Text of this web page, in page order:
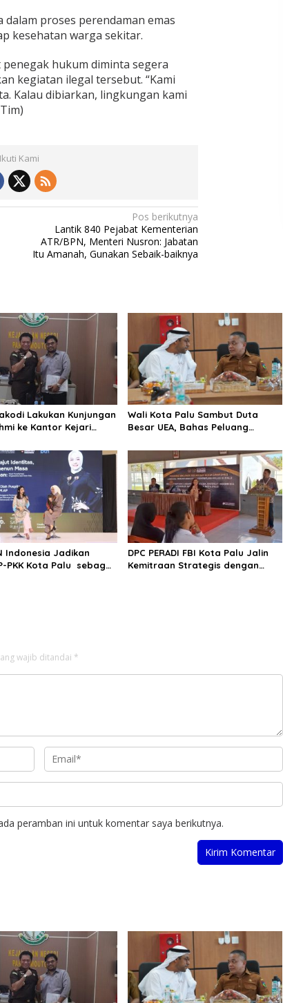
proses perendaman emas
kesehatan warga sekitar.
hukum diminta segera
kegiatan ilegal tersebut. “Kami
Kalau dibiarkan, lingkungan kami
Ikuti Kami
Pos berikutnya
Lantik 840 Pejabat Kementerian
ATR/BPN, Menteri Nusron: Jabatan
Itu Amanah, Gunakan Sebaik-baiknya
Lakukan Kunjungan
ke Kantor Kejari
Wali Kota Palu Sambut Duta
Besar UEA, Bahas Peluang
Indonesia Jadikan
PKK Kota Palu sebagai
DPC PERADI FBI Kota Palu Jalin
Kemitraan Strategis dengan
wajib ditandai *
peramban ini untuk komentar saya berikutnya.